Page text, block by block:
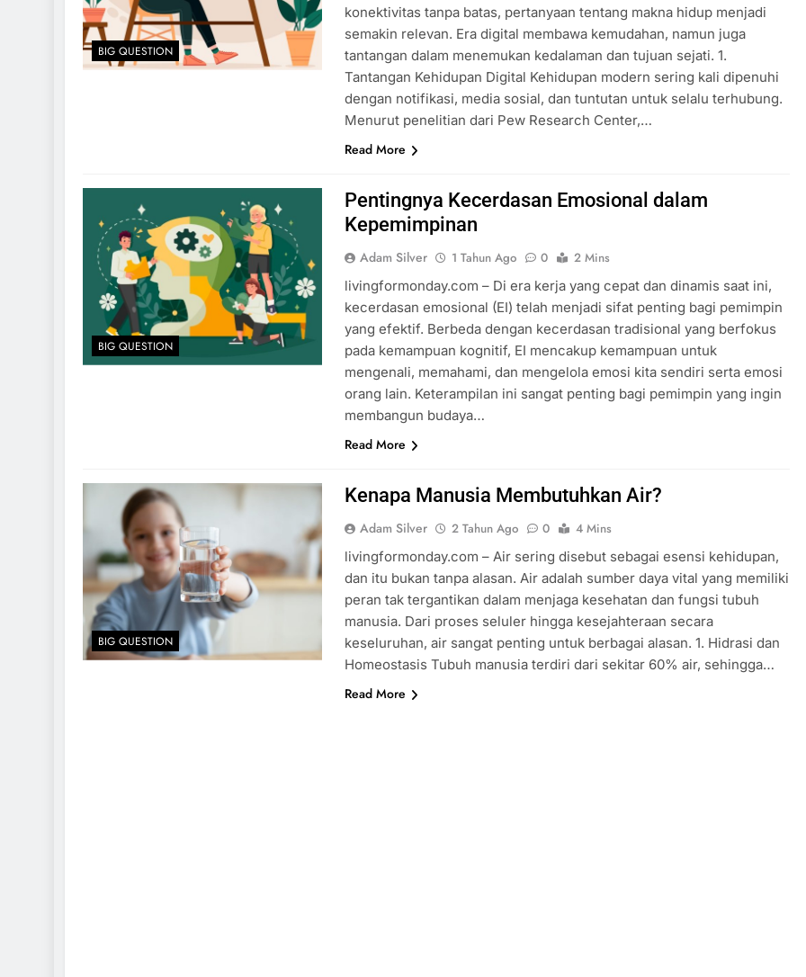
BIG QUESTION
konektivitas tanpa batas, pertanyaan tentang makna hidup menjadi
semakin relevan. Era digital membawa kemudahan, namun juga
tantangan dalam menemukan kedalaman dan tujuan sejati. 1.
Tantangan Kehidupan Digital Kehidupan modern sering kali dipenuhi
dengan notifikasi, media sosial, dan tuntutan untuk selalu terhubung.
Menurut penelitian dari Pew Research Center,…
Read More
BIG QUESTION
Pentingnya Kecerdasan Emosional dalam
Kepemimpinan
Adam Silver 1 Tahun Ago 0
2 Mins
livingformonday.com – Di era kerja yang cepat dan dinamis saat ini,
kecerdasan emosional (EI) telah menjadi sifat penting bagi pemimpin
yang efektif. Berbeda dengan kecerdasan tradisional yang berfokus
pada kemampuan kognitif, EI mencakup kemampuan untuk
mengenali, memahami, dan mengelola emosi kita sendiri serta emosi
orang lain. Keterampilan ini sangat penting bagi pemimpin yang ingin
membangun budaya…
Read More
BIG QUESTION
Kenapa Manusia Membutuhkan Air?
Adam Silver 2 Tahun Ago 0
4 Mins
livingformonday.com – Air sering disebut sebagai esensi kehidupan,
dan itu bukan tanpa alasan. Air adalah sumber daya vital yang memiliki
peran tak tergantikan dalam menjaga kesehatan dan fungsi tubuh
manusia. Dari proses seluler hingga kesejahteraan secara
keseluruhan, air sangat penting untuk berbagai alasan. 1. Hidrasi dan
Homeostasis Tubuh manusia terdiri dari sekitar 60% air, sehingga…
Read More
SPORTS & GAMES
15 Fakta Menarik Tentang Sakura
School Simulator
2 Tahun Ago
Fakta Menarik Ojol The Game,